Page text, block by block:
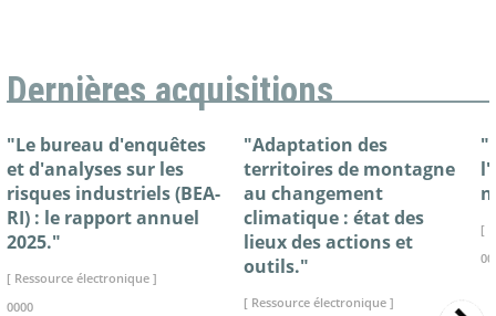
Dernières acquisitions
"Le bureau d'enquêtes
et d'analyses sur les
risques industriels (BEA-
RI) : le rapport annuel
2025."
[ Ressource électronique ]
0000
"Adaptation des
territoires de montagne
au changement
climatique : état des
lieux des actions et
outils."
[ Ressource électronique ]
[